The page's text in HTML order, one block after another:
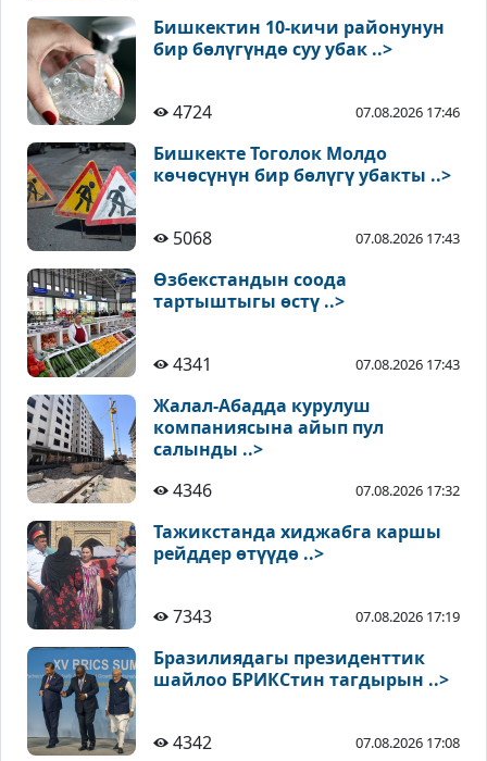
Бишкектин 10-кичи районунун
бир бөлүгүндө суу убак ..>
4724 07.08.2026 17:46
Бишкекте Тоголок Молдо
көчөсүнүн бир бөлүгү убакты ..>
5068 07.08.2026 17:43
Өзбекстандын соода
тартыштыгы өстү ..>
4341 07.08.2026 17:43
Жалал-Абадда курулуш
компаниясына айып пул
салынды ..>
4346
07.08.2026 17:32
Тажикстанда хиджабга каршы
рейддер өтүүдө ..>
7343 07.08.2026 17:19
Бразилиядагы президенттик
шайлоо БРИКСтин тагдырын ..>
4342 07.08.2026 17:08